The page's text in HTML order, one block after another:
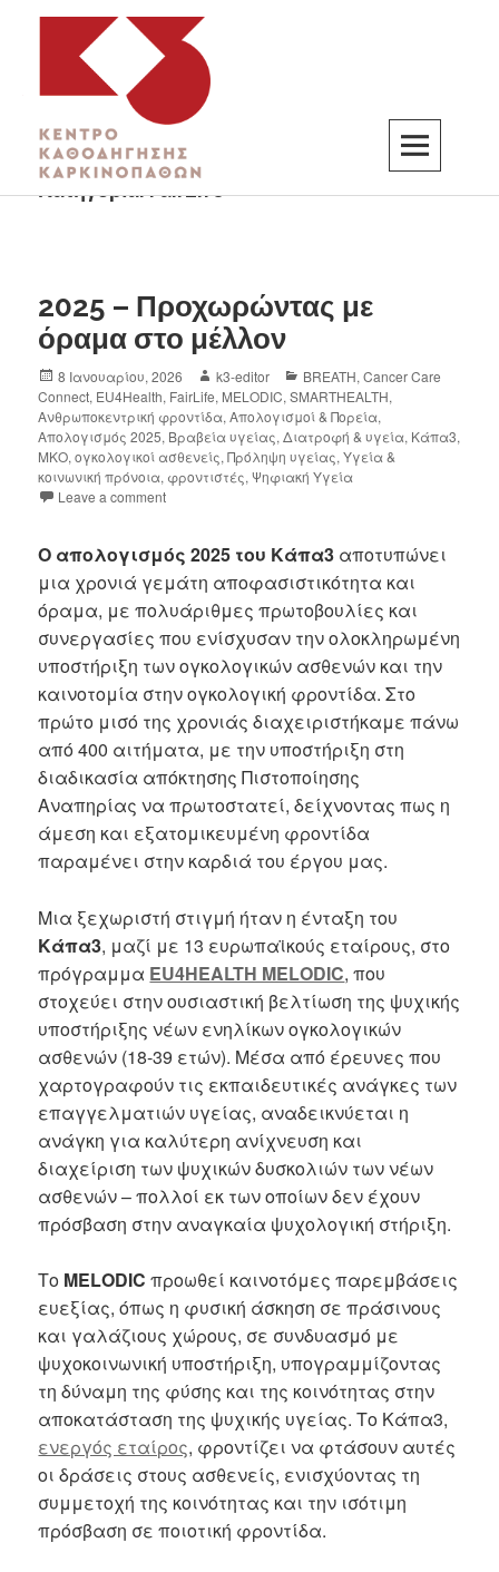
K3
ΚΕΝΤΡΟ ΚΑΘΟΔΗΓΗΣΗΣ ΚΑΡΚΙΝΟΠΑΘΩΝ
Κατηγορία:FairLife
2025 – Προχωρώντας με
όραμα στο μέλλον
8 Ιανουαρίου, 2026 k3-editor BREATH,Cancer Care
Connect, EU4Health, FairLife, MELODIC,SMARTHEALTH,
Ανθρωποκεντρική φροντίδα,Απολογισμοί & Πορεία,
Απολογισμός 2025, Βραβεία υγείας,Διατροφή & υγεία, Κάπα3,
ΜΚΟ,ογκολογικοί ασθενείς,Πρόληψη υγείας,Υγεία &
κοινωνική πρόνοια, φροντιστές,Ψηφιακή Υγεία
Leave a comment
Ο απολογισμός 2025 του Κάπα3 αποτυπώνει
μια χρονιά γεμάτη αποφασιστικότητα και
όραμα, με πολυάριθμες πρωτοβουλίες και
συνεργασίες που ενίσχυσαν την ολοκληρωμένη
υποστήριξη των ογκολογικών ασθενών και την
καινοτομία στην ογκολογική φροντίδα. Στο
πρώτο μισό της χρονιάς διαχειριστήκαμε πάνω
από 400 αιτήματα, με την υποστήριξη στη
διαδικασία απόκτησης Πιστοποίησης
Αναπηρίας να πρωτοστατεί, δείχνοντας πως η
άμεση και εξατομικευμένη φροντίδα
παραμένει στην καρδιά του έργου μας.
Μια ξεχωριστή στιγμή ήταν η ένταξη του
Κάπα3, μαζί με 13 ευρωπαϊκούς εταίρους, στο
πρόγραμμα EU4HEALTH MELODIC, που
στοχεύει στην ουσιαστική βελτίωση της ψυχικής
υποστήριξης νέων ενηλίκων ογκολογικών
ασθενών (18-39 ετών). Μέσα από έρευνες που
χαρτογραφούν τις εκπαιδευτικές ανάγκες των
επαγγελματιών υγείας, αναδεικνύεται η
ανάγκη για καλύτερη ανίχνευση και
διαχείριση των ψυχικών δυσκολιών των νέων
ασθενών – πολλοί εκ των οποίων δεν έχουν
πρόσβαση στην αναγκαία ψυχολογική στήριξη.
Το MELODIC προωθεί καινοτόμες παρεμβάσεις
ευεξίας, όπως η φυσική άσκηση σε πράσινους
και γαλάζιους χώρους, σε συνδυασμό με
ψυχοκοινωνική υποστήριξη, υπογραμμίζοντας
τη δύναμη της φύσης και της κοινότητας στην
αποκατάσταση της ψυχικής υγείας. Το Κάπα3,
ενεργός εταίρος, φροντίζει να φτάσουν αυτές
οι δράσεις στους ασθενείς, ενισχύοντας τη
συμμετοχή της κοινότητας και την ισότιμη
πρόσβαση σε ποιοτική φροντίδα.